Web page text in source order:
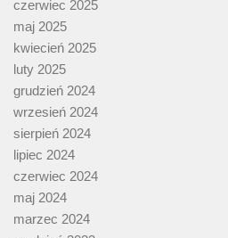
czerwiec 2025
maj 2025
kwiecień 2025
luty 2025
grudzień 2024
wrzesień 2024
sierpień 2024
lipiec 2024
czerwiec 2024
maj 2024
marzec 2024